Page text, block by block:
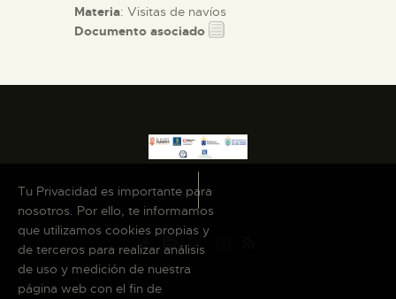
Materia: Visitas de navíos
Documento asociado
Tu Privacidad es importante para
nosotros. Por ello, te informamos
que utilizamos cookies propias y
de terceros para realizar análisis
de uso y medición de nuestra
página web con el fin de